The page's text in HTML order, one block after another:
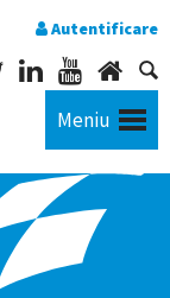
Autentificare
Meniu